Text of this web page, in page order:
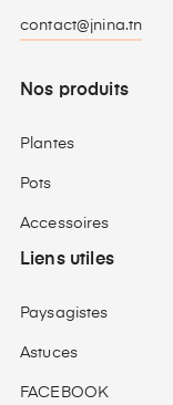
contact@jnina.tn
Nos produits
Plantes
Pots
Accessoires
Liens utiles
Paysagistes
Astuces
FACEBOOK